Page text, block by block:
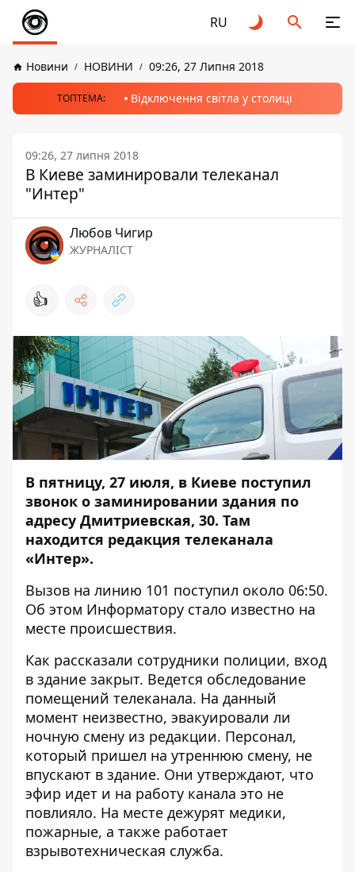
RU
Новини НОВИНИ 09:26, 27 Липня 2018
ТОПТЕМА: Відключення світла у столиці
09:26, 27 липня 2018
В Киеве заминировали телеканал
"Интер"
Любов Чигир
ЖУРНАЛІСТ
👍
В пятницу, 27 июля, в Киеве поступил
звонок о заминировании здания по
адресу Дмитриевская, 30. Там
находится редакция телеканала
«Интер».
Вызов на линию 101 поступил около 06:50.
Об этом Информатору стало известно на
месте происшествия.
Как рассказали сотрудники полиции, вход
в здание закрыт. Ведется обследование
помещений телеканала. На данный
момент неизвестно, эвакуировали ли
ночную смену из редакции. Персонал,
который пришел на утреннюю смену, не
впускают в здание. Они утверждают, что
эфир идет и на работу канала это не
повлияло. На месте дежурят медики,
пожарные, а также работает
взрывотехническая служба.